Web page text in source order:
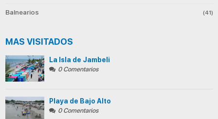
Balnearios (41)
MAS VISITADOS
La Isla de Jambeli
0 Comentarios
Playa de Bajo Alto
0 Comentarios